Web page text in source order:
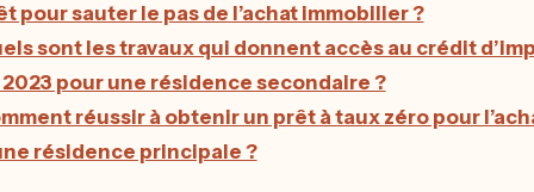
pour sauter le pas de l’achat immobilier ?
sont les travaux qui donnent accès au crédit
pour une résidence secondaire ?
réussir à obtenir un prêt à taux zéro pour
résidence principale ?